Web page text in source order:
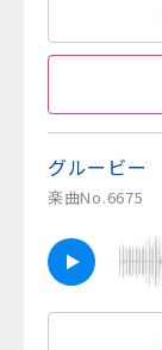
グルービー
楽曲No.6675